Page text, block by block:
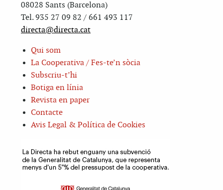
08028 Sants (Barcelona)
Tel. 935 27 09 82 / 661 493 117
directa@directa.cat
Qui som
La Cooperativa / Fes-te’n sòcia
Subscriu-t’hi
Botiga en línia
Revista en paper
Contacte
Avis Legal & Política de Cookies